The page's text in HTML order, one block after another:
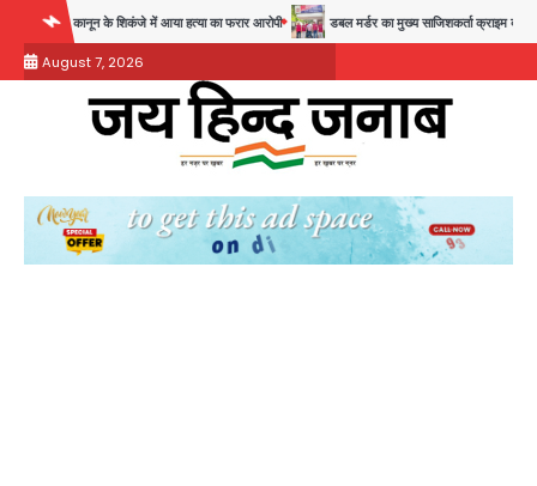
content
के शिकंजे में आया हत्या का फरार आरोपी डबल मर्डर का मुख्य साजिशकर्ता क्राइम ब्रांच के हत्थे
August 7, 2026